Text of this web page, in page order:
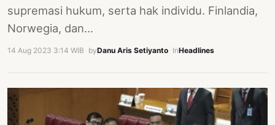
supremasi hukum, serta hak individu. Finlandia,
Norwegia, dan…
14 Aug 2023 3:14 WIB byDanu Aris Setiyanto InHeadlines